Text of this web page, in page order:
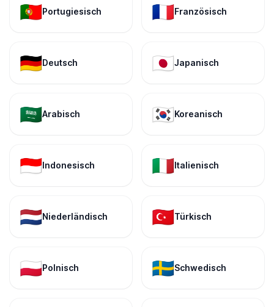
🇵🇹Portugiesisch 🇫🇷Französisch
🇩🇪Deutsch 🇯🇵Japanisch
🇸🇦Arabisch 🇰🇷Koreanisch
🇮🇩Indonesisch 🇮🇹Italienisch
🇳🇱Niederländisch 🇹🇷Türkisch
🇵🇱Polnisch 🇸🇪Schwedisch